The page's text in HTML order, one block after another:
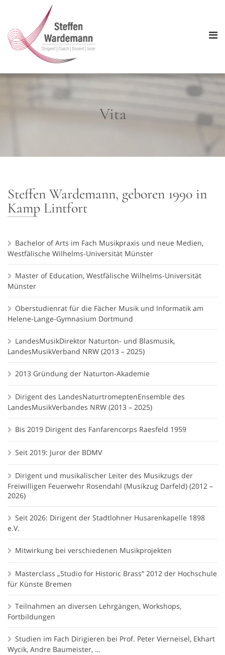
Vita
Steffen Wardemann, geboren 1990 in
Kamp Lintfort
Bachelor of Arts im Fach Musikpraxis und neue Medien,
Westfälische Wilhelms-Universität Münster
Master of Education, Westfälische Wilhelms-Universität
Münster
Oberstudienrat für die Fächer Musik und Informatik am
Helene-Lange-Gymnasium Dortmund
LandesMusikDirektor Naturton- und Blasmusik,
LandesMusikVerband NRW (2013 – 2025)
2013 Gründung der Naturton-Akademie
Dirigent des LandesNaturtromeptenEnsemble des
LandesMusikVerbandes NRW (2013 – 2025)
Bis 2019 Dirigent des Fanfarencorps Raesfeld 1959
Seit 2019: Juror der BDMV
Dirigent und musikalischer Leiter des Musikzugs der
Freiwilligen Feuerwehr Rosendahl (Musikzug Darfeld) (2012 –
2026)
Seit 2026: Dirigent der Stadtlohner Husarenkapelle 1898
e.V.
Mitwirkung bei verschiedenen Musikprojekten
Masterclass „Studio for Historic Brass“ 2012 der Hochschule
für Künste Bremen
Teilnahmen an diversen Lehrgängen, Workshops,
Fortbildungen
Studien im Fach Dirigieren bei Prof. Peter Vierneisel, Ekhart
Wycik, Andre Baumeister, …